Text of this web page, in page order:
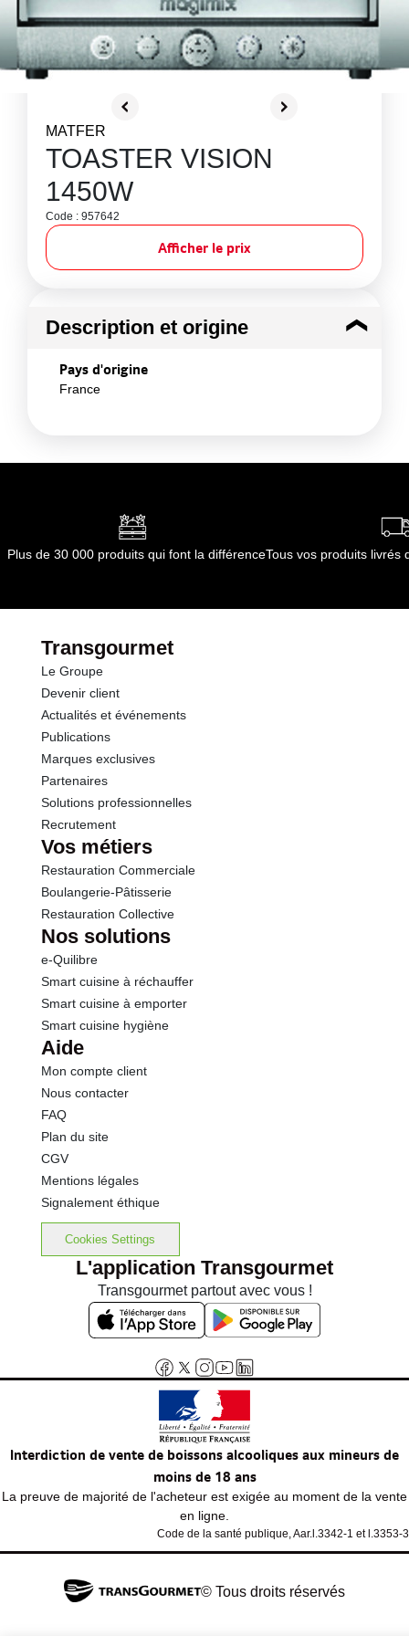
MATFER
TOASTER VISION
1450W
Code : 957642
Afficher le prix
Description et origine
Pays d'origine
France
Plus de 30 000 produits qui font la différenceTous vos produits livrés
Transgourmet
Le Groupe
Devenir client
Actualités et événements
Publications
Marques exclusives
Partenaires
Solutions professionnelles
Recrutement
Vos métiers
Restauration Commerciale
Boulangerie-Pâtisserie
Restauration Collective
Nos solutions
e-Quilibre
Smart cuisine à réchauffer
Smart cuisine à emporter
Smart cuisine hygiène
Aide
Mon compte client
Nous contacter
FAQ
Plan du site
CGV
Mentions légales
Signalement éthique
Cookies Settings
L'application Transgourmet
Transgourmet partout avec vous !
Interdiction de vente de boissons alcooliques aux mineurs de
moins de 18 ans
La preuve de majorité de l'acheteur est exigée au moment de la vente
en ligne.
Code de la santé publique, Aar.l.3342-1 et l.3353-3
© Tous droits réservés